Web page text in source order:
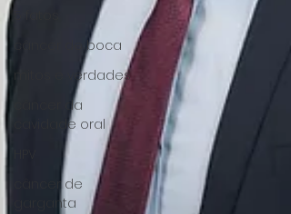
câncer de boca
mitos e verdades
câncer da
cavidade oral
câncer de
garganta